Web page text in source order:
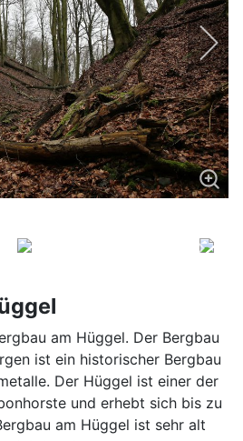
am Hüggel. Der Bergbau
ist ein historischer Bergbau
Der Hüggel ist einer der
und erhebt sich bis zu
am Hüggel ist sehr alt